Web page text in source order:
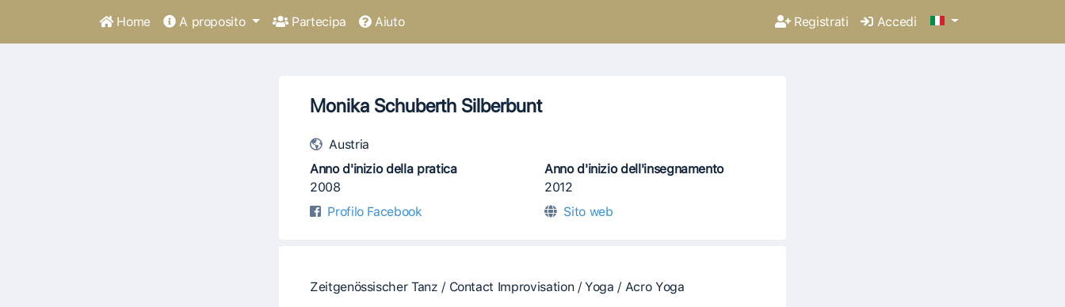
Home A proposito Partecipa Aiuto Registrati Accedi
Monika Schuberth Silberbunt
Austria
Anno d'inizio della pratica
2008
Anno d'inizio dell'insegnamento
2012
Profilo Facebook
Sito web
Zeitgenössischer Tanz / Contact Improvisation / Yoga / Acro Yoga